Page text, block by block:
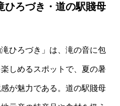
ひろづき・道の駅賤母
ひろづき」は、滝の音に包
しめるスポットで、夏の暑
が魅力である。道の駅賤母